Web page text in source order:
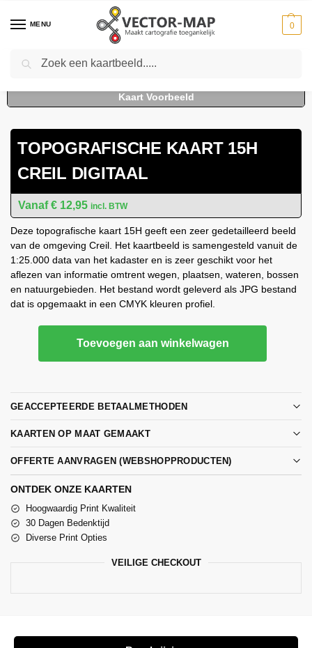
MENU 0
Home Kaarten - Topografische kaarten
TOPOGRAFISCHE KAART 15H
CREIL DIGITAAL
€ 12,95 incl. BTW
Deze topografische kaart 15H geeft een zeer gedetailleerd beeld
van de omgeving Creil. Het kaartbeeld is samengesteld vanuit de
1:25.000 data van het kadaster en is zeer geschikt voor het
aflezen van informatie omtrent wegen, plaatsen, wateren, bossen
en natuurgebieden. Het bestand wordt geleverd als JPG bestand
dat is opgemaakt in een CMYK kleuren profiel.
Toevoegen aan winkelwagen
GEACCEPTEERDE BETAALMETHODEN
KAARTEN OP MAAT GEMAAKT
OFFERTE AANVRAGEN (WEBSHOPPRODUCTEN)
ONTDEK ONZE KAARTEN
Hoogwaardig Print Kwaliteit
30 Dagen Bedenktijd
Diverse Print Opties
VEILIGE CHECKOUT